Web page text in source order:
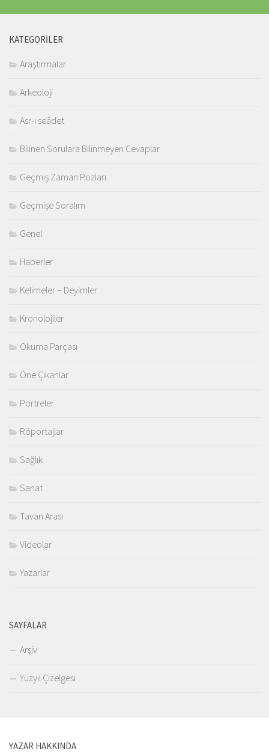
KATEGORILER
Araştırmalar
Arkeoloji
Asr-ı seâdet
Bilinen Sorulara Bilinmeyen Cevaplar
Geçmiş Zaman Pozları
Geçmişe Soralım
Genel
Haberler
Kelimeler – Deyimler
Kronolojiler
Okuma Parçası
Öne Çıkanlar
Portreler
Röportajlar
Sağlık
Sanat
Tavan Arası
Videolar
Yazarlar
SAYFALAR
Arşiv
Yüzyıl Çizelgesi
YAZAR HAKKINDA